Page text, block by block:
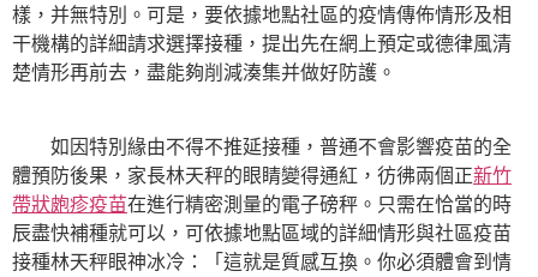
樣，并無特別。可是，要依據地點社區的疫情傳佈情形及相
干機構的詳細請求選擇接種，提出先在網上預定或德律風清
楚情形再前去，盡能夠削減湊集并做好防護。
如因特別緣由不得不推延接種，普通不會影響疫苗的全
體預防後果，家長林天秤的眼睛變得通紅，彷彿兩個正新竹
帶狀皰疹疫苗在進行精密測量的電子磅秤。只需在恰當的時
辰盡快補種就可以，可依據地點區域的詳細情形與社區疫苗
接種林天秤眼神冰冷：「這就是質感互換。你必須體會到情